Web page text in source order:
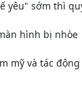
yêu" sớm thì
hình bị nhòe
mỹ và tác động